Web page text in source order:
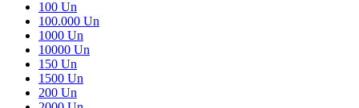
100 Un
100.000 Un
1000 Un
10000 Un
150 Un
1500 Un
200 Un